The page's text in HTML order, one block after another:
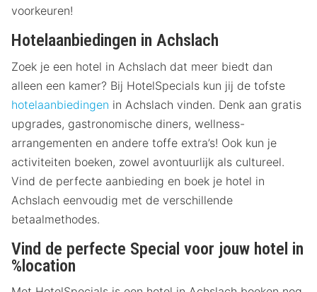
voorkeuren!
Hotelaanbiedingen in Achslach
Zoek je een hotel in Achslach dat meer biedt dan
alleen een kamer? Bij HotelSpecials kun jij de tofste
hotelaanbiedingen in Achslach vinden. Denk aan gratis
upgrades, gastronomische diners, wellness-
arrangementen en andere toffe extra’s! Ook kun je
activiteiten boeken, zowel avontuurlijk als cultureel.
Vind de perfecte aanbieding en boek je hotel in
Achslach eenvoudig met de verschillende
betaalmethodes.
Vind de perfecte Special voor jouw hotel in
%location